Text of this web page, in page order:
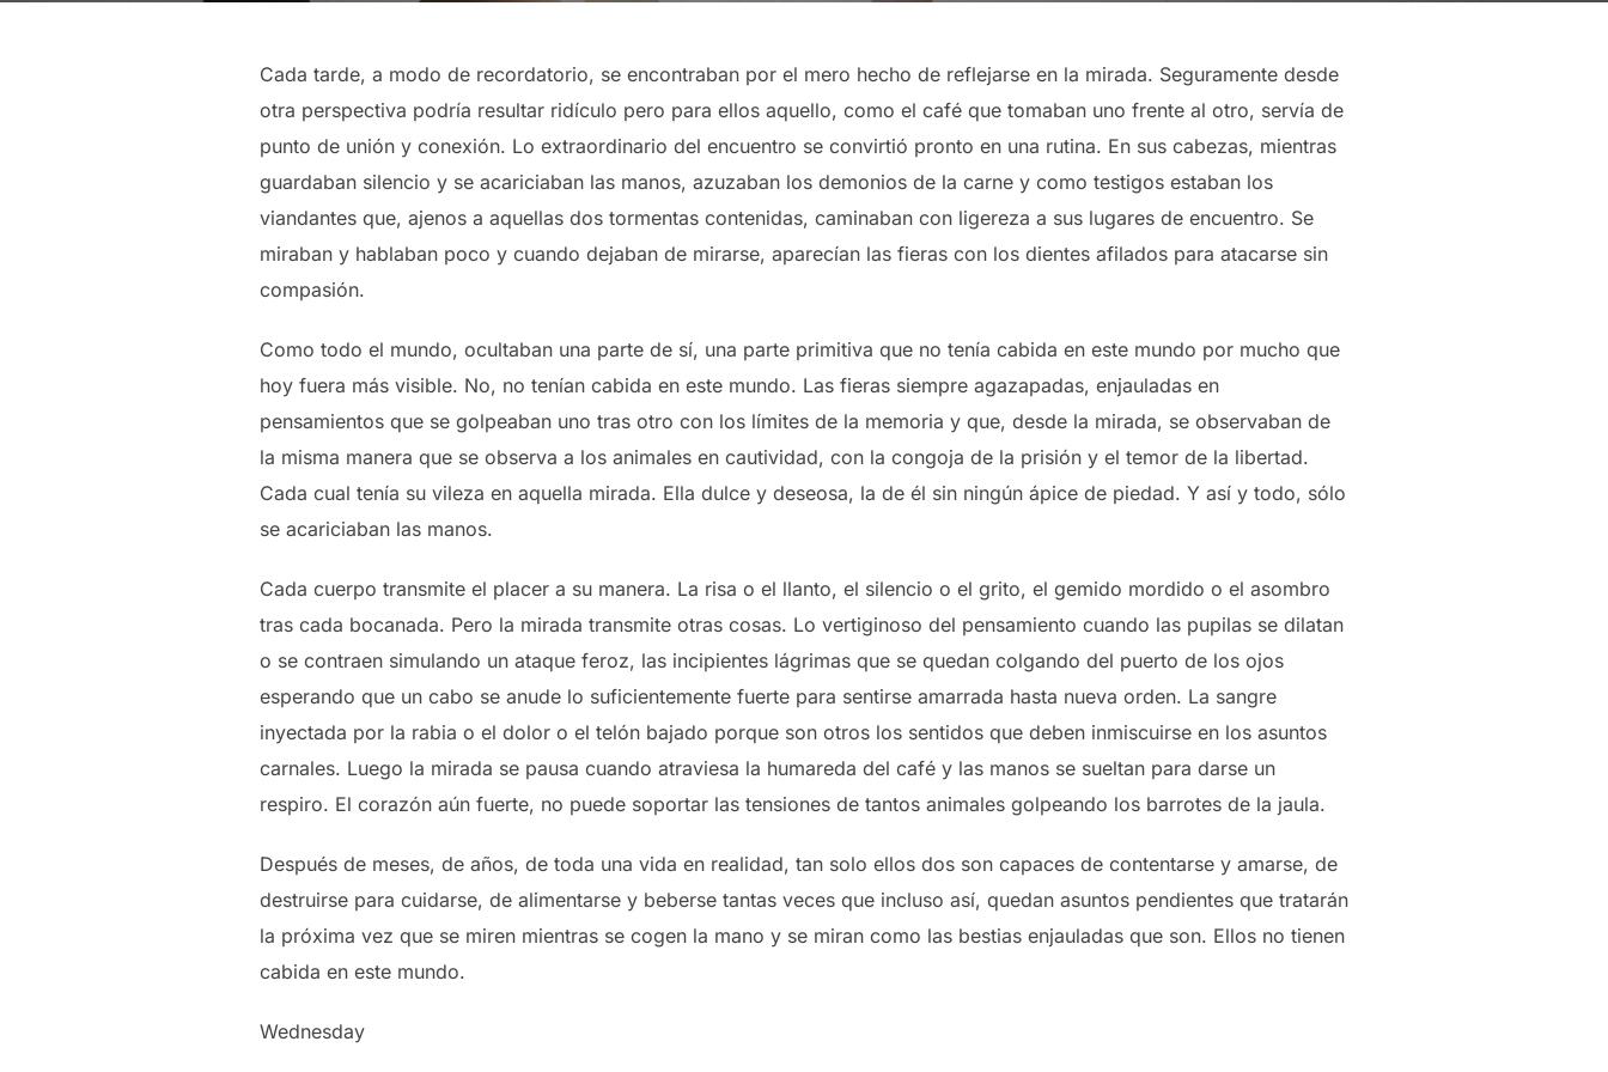
Cada tarde, a modo de recordatorio, se encontraban por el mero hecho de reflejarse en la mirada. Seguramente desde
otra perspectiva podría resultar ridículo pero para ellos aquello, como el café que tomaban uno frente al otro, servía de
punto de unión y conexión. Lo extraordinario del encuentro se convirtió pronto en una rutina. En sus cabezas, mientras
guardaban silencio y se acariciaban las manos, azuzaban los demonios de la carne y como testigos estaban los
viandantes que, ajenos a aquellas dos tormentas contenidas, caminaban con ligereza a sus lugares de encuentro. Se
miraban y hablaban poco y cuando dejaban de mirarse, aparecían las fieras con los dientes afilados para atacarse sin
compasión.
Como todo el mundo, ocultaban una parte de sí, una parte primitiva que no tenía cabida en este mundo por mucho que
hoy fuera más visible. No, no tenían cabida en este mundo. Las fieras siempre agazapadas, enjauladas en
pensamientos que se golpeaban uno tras otro con los límites de la memoria y que, desde la mirada, se observaban de
la misma manera que se observa a los animales en cautividad, con la congoja de la prisión y el temor de la libertad.
Cada cual tenía su vileza en aquella mirada. Ella dulce y deseosa, la de él sin ningún ápice de piedad. Y así y todo, sólo
se acariciaban las manos.
Cada cuerpo transmite el placer a su manera. La risa o el llanto, el silencio o el grito, el gemido mordido o el asombro
tras cada bocanada. Pero la mirada transmite otras cosas. Lo vertiginoso del pensamiento cuando las pupilas se dilatan
o se contraen simulando un ataque feroz, las incipientes lágrimas que se quedan colgando del puerto de los ojos
esperando que un cabo se anude lo suficientemente fuerte para sentirse amarrada hasta nueva orden. La sangre
inyectada por la rabia o el dolor o el telón bajado porque son otros los sentidos que deben inmiscuirse en los asuntos
carnales. Luego la mirada se pausa cuando atraviesa la humareda del café y las manos se sueltan para darse un
respiro. El corazón aún fuerte, no puede soportar las tensiones de tantos animales golpeando los barrotes de la jaula.
Después de meses, de años, de toda una vida en realidad, tan solo ellos dos son capaces de contentarse y amarse, de
destruirse para cuidarse, de alimentarse y beberse tantas veces que incluso así, quedan asuntos pendientes que tratarán
la próxima vez que se miren mientras se cogen la mano y se miran como las bestias enjauladas que son. Ellos no tienen
cabida en este mundo.
Wednesday